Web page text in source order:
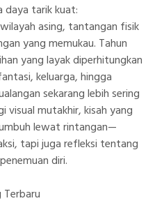
daya tarik kuat:
asing, tantangan fisik
yang memukau. Tahun
yang layak diperhitungkan
keluarga, hingga
sekarang lebih sering
visual mutakhir, kisah yang
lewat rintangan—
tapi juga refleksi tentang
diri.
Terbaru